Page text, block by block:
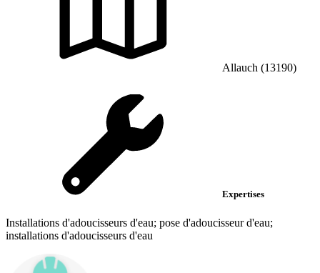
Allauch (13190)
Expertises
Installations d'adoucisseurs d'eau; pose d'adoucisseur d'eau;
installations d'adoucisseurs d'eau